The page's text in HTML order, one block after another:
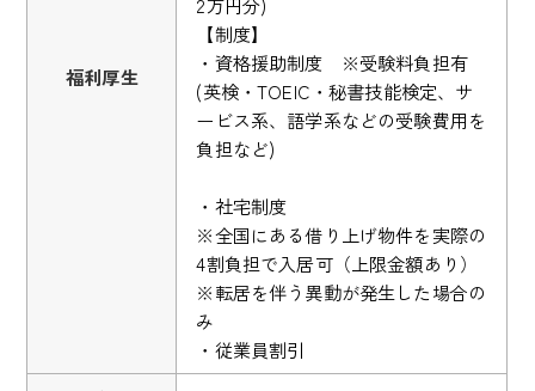
福利厚生
2万円分)
【制度】
・資格援助制度 ※受験料負担有
(英検・TOEIC・秘書技能検定、サ
ービス系、語学系などの受験費用を
負担など)
・社宅制度
※全国にある借り上げ物件を実際の
4割負担で入居可（上限金額あり）
※転居を伴う異動が発生した場合の
み
・従業員割引